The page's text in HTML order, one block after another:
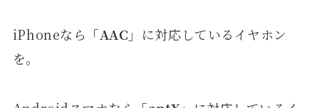
iPhoneなら 「AAC」 に対応しているイヤホン
を。